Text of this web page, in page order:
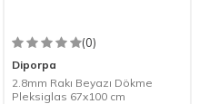
(0)
Diporpa
2.8mm Rakı Beyazı Dökme
Pleksiglas 67x100 cm